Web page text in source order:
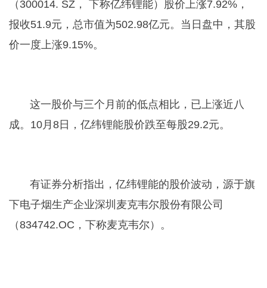
（300014. SZ， 下称亿纬锂能）股价上涨7.92%，
报收51.9元，总市值为502.98亿元。当日盘中，其股
价一度上涨9.15%。
这一股价与三个月前的低点相比，已上涨近八
成。10月8日，亿纬锂能股价跌至每股29.2元。
有证券分析指出，亿纬锂能的股价波动，源于旗
下电子烟生产企业深圳麦克韦尔股份有限公司
（834742.OC，下称麦克韦尔）。